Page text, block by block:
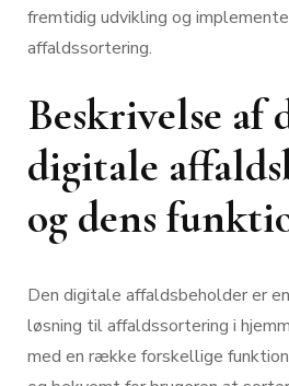
fremtidig udvikling og
affaldssortering.
Beskrivelse af
digitale
og dens
Den digitale affaldsbeholder er
løsning til affaldssortering i
med en række forskellige